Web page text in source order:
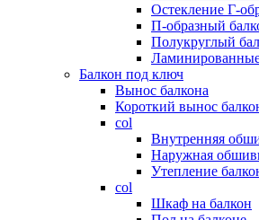
Остекление Г-
П-образный
Полукруглый
Балкон под ключ
Вынос балкона
Короткий вынос
col
Внутренняя
Наружная
Утепление
col
Шкаф на балкон